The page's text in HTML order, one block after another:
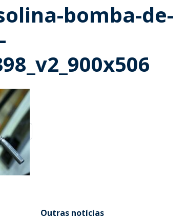
bomba-de-
Outras notícias